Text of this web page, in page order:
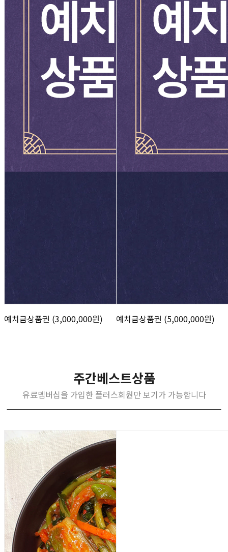
예치금상품권 (3,000,000원) 예치금상품권 (5,000,000원)
주간베스트상품
유료멤버십을 가입한 플러스회원만 보기가 가능합니다